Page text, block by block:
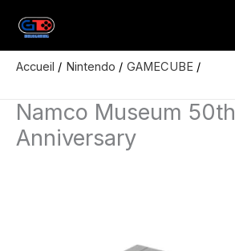
contenu
Accueil
Nintendo
GAMECUBE
Namco Museum 50th
Anniversary